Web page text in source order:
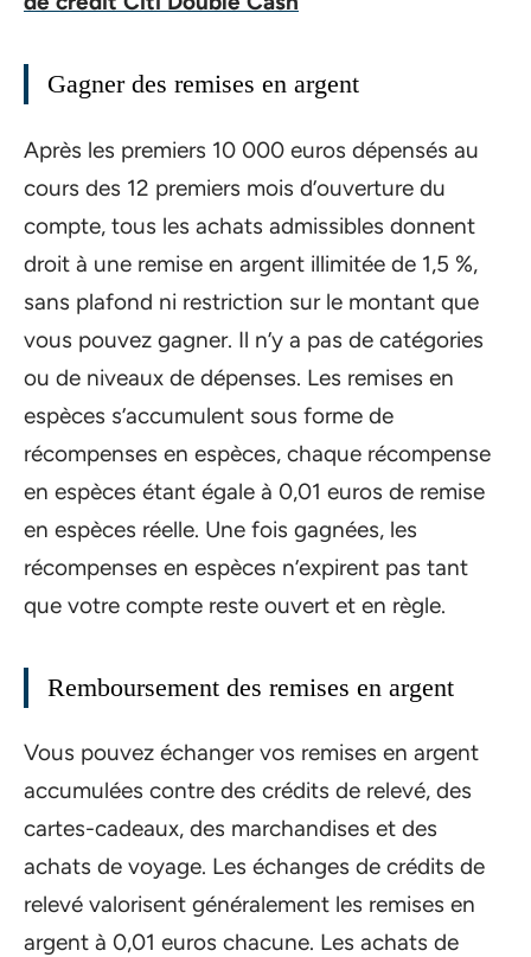
Gagner des remises en argent
Après les premiers 10 000 euros dépensés au
cours des 12 premiers mois d’ouverture du
compte, tous les achats admissibles donnent
droit à une remise en argent illimitée de 1,5 %,
sans plafond ni restriction sur le montant que
vous pouvez gagner. Il n’y a pas de catégories
ou de niveaux de dépenses. Les remises en
espèces s’accumulent sous forme de
récompenses en espèces, chaque récompense
en espèces étant égale à 0,01 euros de remise
en espèces réelle. Une fois gagnées, les
récompenses en espèces n’expirent pas tant
que votre compte reste ouvert et en règle.
Remboursement des remises en argent
Vous pouvez échanger vos remises en argent
accumulées contre des crédits de relevé, des
cartes-cadeaux, des marchandises et des
achats de voyage. Les échanges de crédits de
relevé valorisent généralement les remises en
argent à 0,01 euros chacune. Les achats de